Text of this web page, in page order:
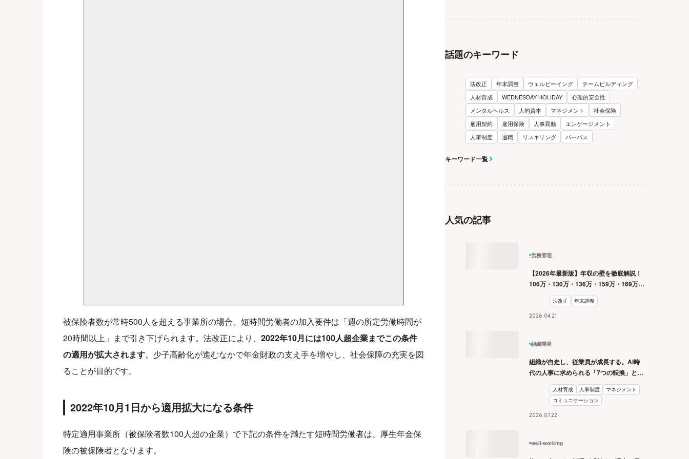
被保険者数が常時500人を超える事業所の場合、短時間労働者の加入要件は「週の所定労働時間が
20時間以上」まで引き下げられます。法改正により、2022年10月には100人超企業までこの条件
の適用が拡大されます。少子高齢化が進むなかで年金財政の支え手を増やし、社会保障の充実を図
ることが目的です。
2022年10月1日から適用拡大になる条件
特定適用事業所（被保険者数100人超の企業）で下記の条件を満たす短時間労働者は、厚生年金保
険の被保険者となります。
話題のキーワード
法改正 年末調整 ウェルビーイング
チームビルディング
人材育成
WEDNESDAY HOLIDAY
心理的安全性
メンタルヘルス
人的資本 マネジメント
社会保険
雇用契約
雇用保険 人事異動
エンゲージメント
人事制度
退職 リスキリング パーパス
キーワード一覧
人気の記事
労務管理
【2026年最新版】年収の壁を徹底解説！
106万・130万・136万・159万・169万・
178万・180万の壁とは？
法改正 年末調整
2026.04.21
組織開発
組織が自走し、従業員が成長する。AI時
代の人事に求められる「7つの転換」と
人材育成 人事制度
マネジメント
コミュニケーション
2026.07.22
well-working